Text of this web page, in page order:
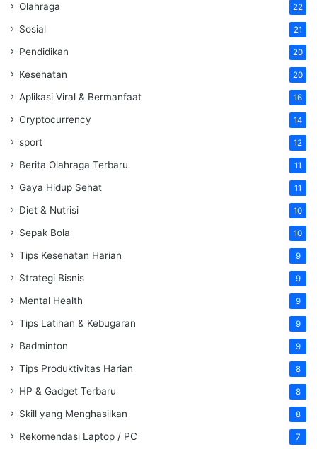
Olahraga 22
Sosial 21
Pendidikan 20
Kesehatan 20
Aplikasi Viral & Bermanfaat 16
Cryptocurrency 14
sport 12
Berita Olahraga Terbaru 11
Gaya Hidup Sehat 11
Diet & Nutrisi 10
Sepak Bola 10
Tips Kesehatan Harian 9
Strategi Bisnis 9
Mental Health 9
Tips Latihan & Kebugaran 9
Badminton 9
Tips Produktivitas Harian 8
HP & Gadget Terbaru 8
Skill yang Menghasilkan 8
Rekomendasi Laptop / PC 7